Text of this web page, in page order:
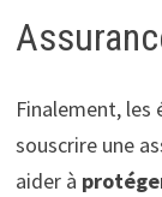
Finalement,
souscrire une
aider à